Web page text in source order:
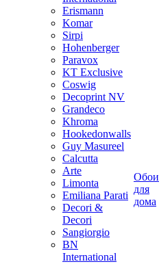
Erismann
Komar
Sirpi
Hohenberger
Paravox
KT Exclusive
Coswig
Decoprint NV
Grandeco
Khroma
Hookedonwalls
Guy Masureel
Calcutta
Arte
Limonta
Emiliana Parati
Decori &
Decori
Sangiorgio
BN
International
Обои
для
дома